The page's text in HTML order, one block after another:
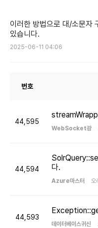
이러한 방법으로 대/소문자
있습니다.
2025-06-11 04:06
번호
44,595
WebSocket광
44,594
다.
Azure마스터
44,593
데이터베이스귀신